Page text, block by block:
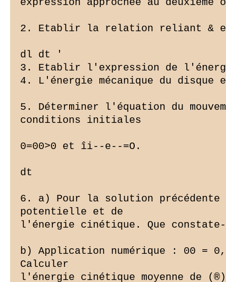
expression approchée au deuxième
2. Etablir la relation reliant &
dl dt '
3. Etablir l'expression de
4. L'énergie mécanique du
5. Déterminer l'équation du
conditions initiales
0=00>0 et îi--e--=O.
dt
6. a) Pour la solution
potentielle et de
l'énergie cinétique. Que
b) Application numérique : 00 =
Calculer
l'énergie cinétique moyenne de